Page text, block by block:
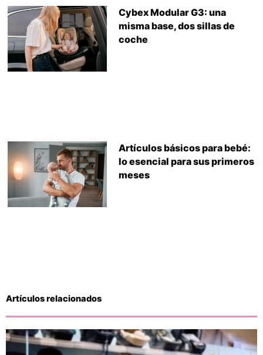
Cybex Modular G3: una
misma base, dos sillas de
coche
Artículos básicos para bebé:
lo esencial para sus primeros
meses
Artículos relacionados